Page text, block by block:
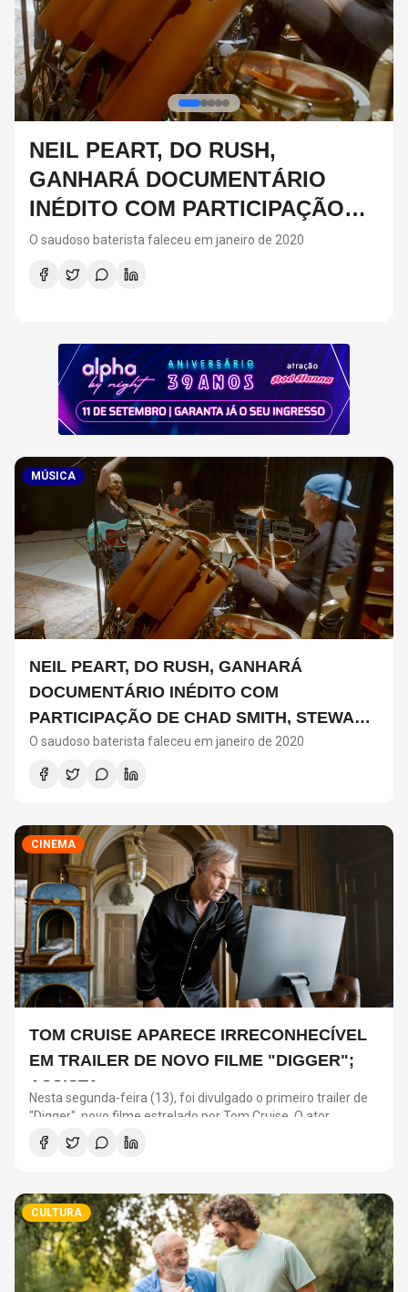
DIA DOS PAIS: IDEIAS DE
PRESENTES CRIATIVOS PARA
SURPREENDER NA DATA
Para fugir dos presentes tradicionais no Dia dos Pais, a
vinis, cursos de gastronomia, assinaturas de café, ingressos
MÚSICA
NEIL PEART, DO RUSH, GANHARÁ
DOCUMENTÁRIO INÉDITO COM
PARTICIPAÇÃO DE CHAD SMITH, STEWART
COPELAND E DANNY CAREY
O saudoso baterista faleceu em janeiro de 2020
CINEMA
TOM CRUISE APARECE IRRECONHECÍVEL
EM TRAILER DE NOVO FILME "DIGGER";
ASSISTA
Nesta segunda-feira (13), foi divulgado o primeiro trailer de
"Digger", novo filme estrelado por Tom Cruise. O ator
interpreta o personagem que dá nome à produção, dirigida
por Alejandro González Iñárritu – conhecido por “O
CULTURA